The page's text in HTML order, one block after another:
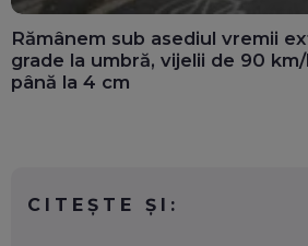
Rămânem sub asediul vremii
grade la umbră, vijelii de 90
până la 4 cm
CITEȘTE ȘI: